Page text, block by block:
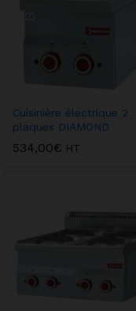
Cuisinière électrique 2
plaques DIAMOND
534,00€ HT